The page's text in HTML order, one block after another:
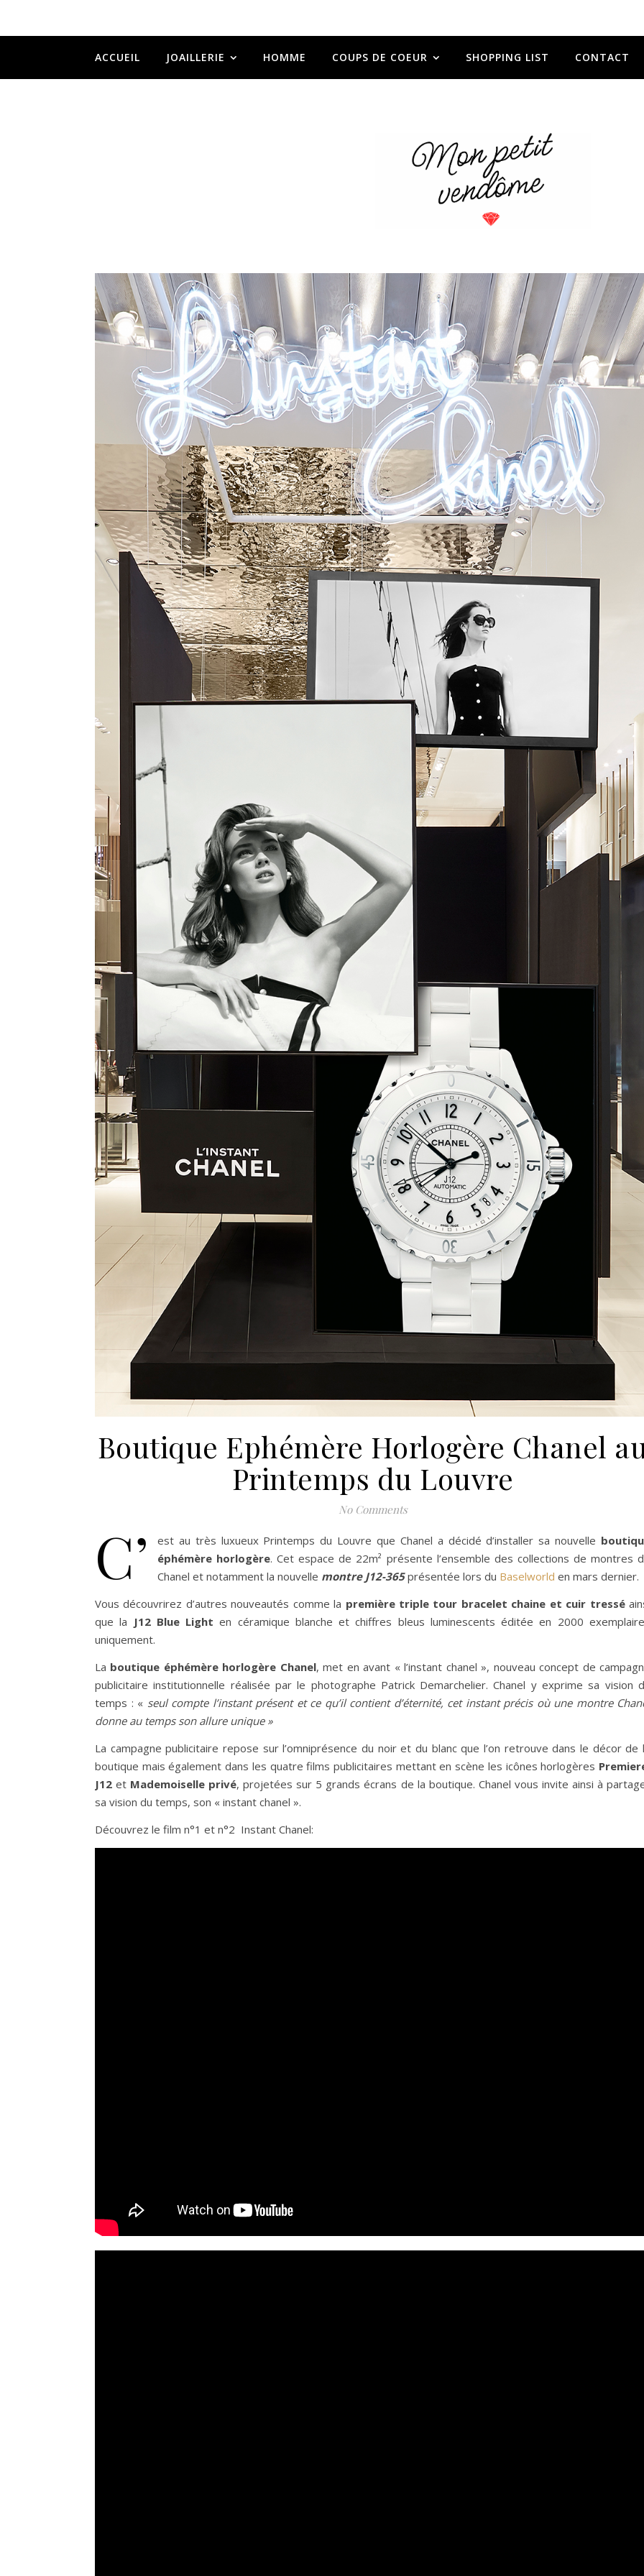
ACCUEIL JOAILLERIE HOMME COUPS DE COEUR SHOPPING LIST CONTACT
Boutique Ephémère Horlogère Chanel
Printemps du Louvre
No Comments
C’ est au très luxueux Printemps du Louvre que Chanel a décidé d’installer sa nouvelle
éphémère horlogère. Cet espace de 22m² présente l’ensemble des collections de montres
Chanel et notamment la nouvelle montre J12-365présentée lors du Baselworld en mars dernier.
Vous découvrirez d’autres nouveautés comme la première triple tour bracelet chaine et cuir tressé
que la J12 Blue Light en céramique blanche et chiffres bleus luminescents éditée en 2000
uniquement.
La boutique éphémère horlogère Chanel, met en avant « l’instant chanel », nouveau concept de
publicitaire institutionnelle réalisée par le photographe Patrick Demarchelier. Chanel y exprime sa vision
temps : « seul compte l’instant présent et ce qu’il contient d’éternité, cet instant précis où une montre
donne au temps son allure unique »
La campagne publicitaire repose sur l’omniprésence du noir et du blanc que l’on retrouve dans le décor de
boutique mais également dans les quatre films publicitaires mettant en scène les icônes horlogères
J12 et Mademoiselle privé, projetées sur 5 grands écrans de la boutique. Chanel vous invite ainsi à
sa vision du temps, son « instant chanel ».
Découvrez le film n°1 et n°2 Instant Chanel: